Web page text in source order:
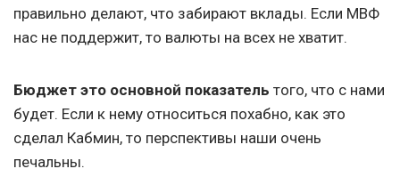
правильно делают, что забирают вклады. Если МВФ
нас не поддержит, то валюты на всех не хватит.
Бюджет это основной показатель того, что с нами
будет. Если к нему относиться похабно, как это
сделал Кабмин, то перспективы наши очень
печальны.